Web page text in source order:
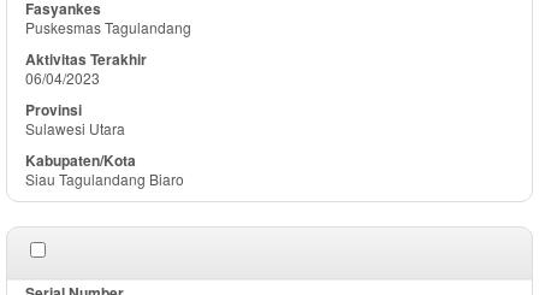
Puskesmas Tagulandang
06/04/2023
Sulawesi Utara
Siau Tagulandang Biaro